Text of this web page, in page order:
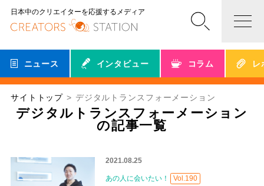
日本中のクリエイターを応援するメディア
ニュース インタビュー コラム レ
サイトトップ デジタルトランスフォーメーション
デジタルトランスフォーメーション
の記事一覧
2021.08.25
あの人に会いたい！ Vol.190